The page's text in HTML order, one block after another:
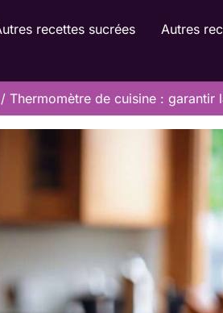
recettes sucrées Autres
Thermomètre de cuisine :